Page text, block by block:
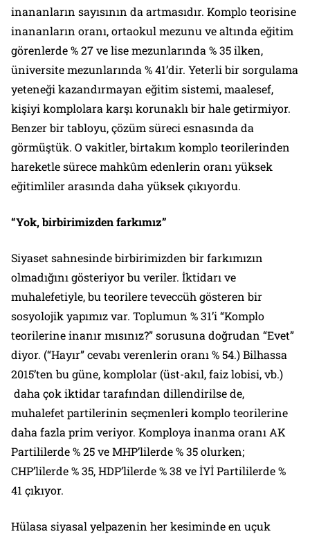
inananların sayısının da artmasıdır. Komplo teorisine
inananların oranı, ortaokul mezunu ve altında eğitim
görenlerde % 27 ve lise mezunlarında % 35 ilken,
üniversite mezunlarında % 41’dir. Yeterli bir sorgulama
yeteneği kazandırmayan eğitim sistemi, maalesef,
kişiyi komplolara karşı korunaklı bir hale getirmiyor.
Benzer bir tabloyu, çözüm süreci esnasında da
görmüştük. O vakitler, birtakım komplo teorilerinden
hareketle sürece mahkûm edenlerin oranı yüksek
eğitimliler arasında daha yüksek çıkıyordu.
“Yok, birbirimizden farkımız”
Siyaset sahnesinde birbirimizden bir farkımızın
olmadığını gösteriyor bu veriler. İktidarı ve
muhalefetiyle, bu teorilere teveccüh gösteren bir
sosyolojik yapımız var. Toplumun % 31’i “Komplo
teorilerine inanır mısınız?”sorusuna doğrudan “Evet”
diyor. (“Hayır” cevabı verenlerin oranı % 54.) Bilhassa
2015’ten bu güne, komplolar (üst-akıl, faiz lobisi, vb.)
daha çok iktidar tarafından dillendirilse de,
muhalefet partilerinin seçmenleri komplo teorilerine
daha fazla prim veriyor. Komploya inanma oranı AK
Partililerde % 25 ve MHP’lilerde % 35 olurken;
CHP’lilerde % 35, HDP’lilerde % 38 ve İYİ Partililerde %
41 çıkıyor.
Hülasa siyasal yelpazenin her kesiminde en uçuk